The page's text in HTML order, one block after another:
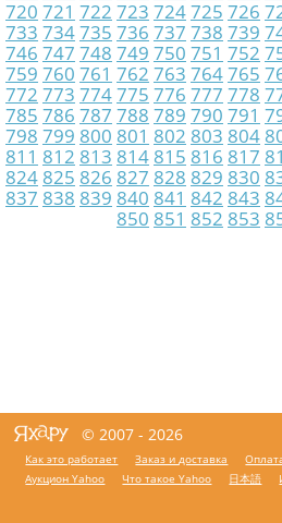
720 721 722 723 724725 726
733 734735 736 737 738 739
746 747 748 749 750 751 752
759 760 761 762 763 764765
772 773 774775 776 777 778
785 786 787 788 789 790 791
798 799 800 801 802 803 804
811 812 813 814 815 816 817
824 825 826 827 828 829 830
837 838 839 840 841 842 843
850 851 852 853
© 2007 - 2026
Как это работает Заказ и доставка
Аукцион Yahoo
Что такое Yahoo 日本語